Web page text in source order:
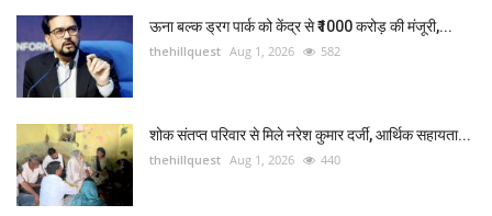
ऊना बल्क ड्रग पार्क को केंद्र से ₹1000 करोड़ की मंजूरी,...
thehillquest Aug 1, 2026 582
शोक संतप्त परिवार से मिले नरेश कुमार दर्जी, आर्थिक सहायता...
thehillquest Aug 1, 2026 440